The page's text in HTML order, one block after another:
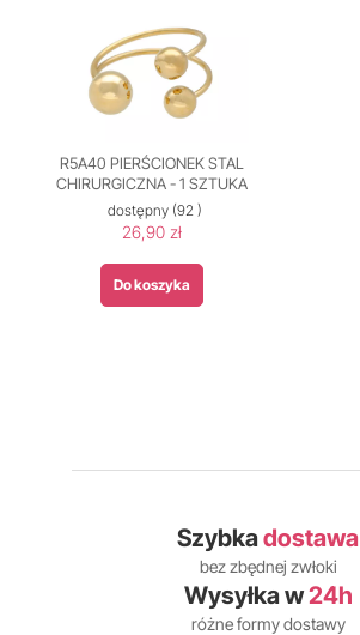
R5A40 PIERŚCIONEK STAL
CHIRURGICZNA - 1 SZTUKA
dostępny (92 )
26,90 zł
Do koszyka
Szybkadostawa
bez zbędnej zwłoki
Wysyłka w24h
różne formy dostawy